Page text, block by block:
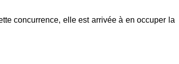
concurrence, elle est arrivée à en occuper la